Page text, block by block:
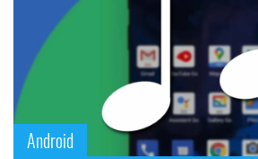
Android